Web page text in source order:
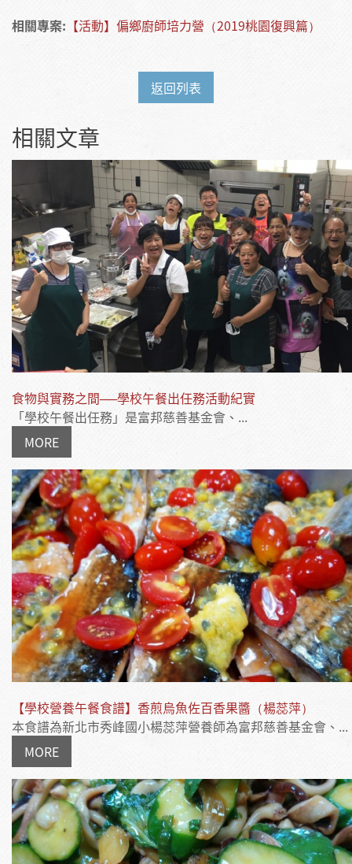
相關專案: 【活動】偏鄉廚師培力營（2019桃園復興篇）
返回列表
相關文章
食物與實務之間──學校午餐出任務活動紀實
「學校午餐出任務」是富邦慈善基金會、...
MORE
【學校營養午餐食譜】香煎烏魚佐百香果醬（楊蕊萍）
本食譜為新北市秀峰國小楊蕊萍營養師為富邦慈善基金會、...
MORE